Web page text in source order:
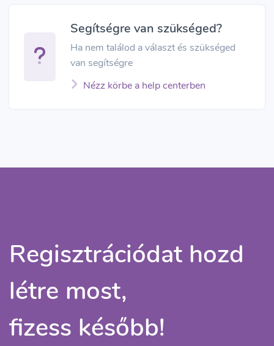
Segítségre van szükséged?
Ha nem találod a választ és szükséged
van segítségre
Nézz körbe a help centerben
Regisztrációdat hozd
létre most,
fizess később!